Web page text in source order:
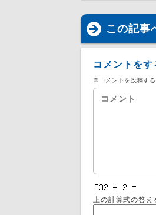
この記事
コメントをす
※コメントを投稿する
上の計算式の答え